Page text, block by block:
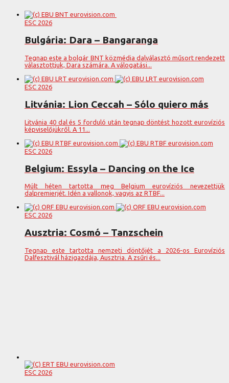
ESC 2026
Bulgária: Dara – Bangaranga
Tegnap este a bolgár BNT közmédia dalválasztó műsort rendezett
választottjuk, Dara számára. A válogatási...
ESC 2026
Litvánia: Lion Ceccah – Sólo quiero más
Litvánia 40 dal és 5 forduló után tegnap döntést hozott eurovíziós
képviselőjükről. A 11...
ESC 2026
Belgium: Essyla – Dancing on the Ice
Múlt héten tartotta meg Belgium eurovíziós nevezettjük
dalpremierjét. Idén a vallonok, vagyis az RTBF...
ESC 2026
Ausztria: Cosmó – Tanzschein
Tegnap este tartotta nemzeti döntőjét a 2026-os Eurovíziós
Dalfesztivál házigazdája, Ausztria. A zsűri és...
ESC 2026